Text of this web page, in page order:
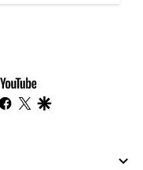
youtube-
footer
facebook
twitter